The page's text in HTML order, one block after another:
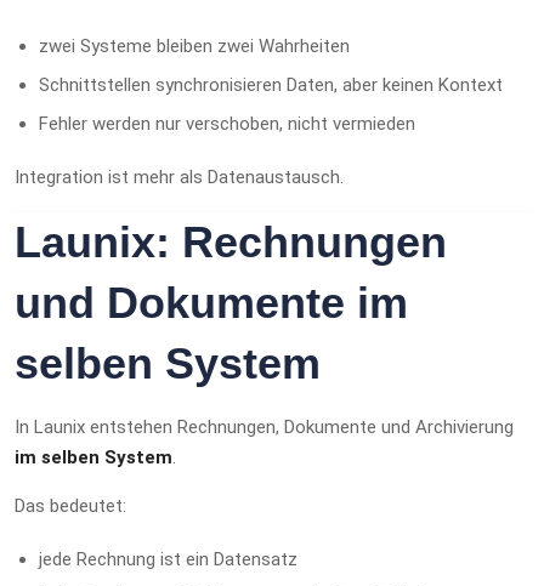
zwei Systeme bleiben zwei Wahrheiten
Schnittstellen synchronisieren Daten, aber keinen Kontext
Fehler werden nur verschoben, nicht vermieden
Integration ist mehr als Datenaustausch.
Launix: Rechnungen
und Dokumente im
selben System
In Launix entstehen Rechnungen, Dokumente und Archivierung
im selben System.
Das bedeutet:
jede Rechnung ist ein Datensatz